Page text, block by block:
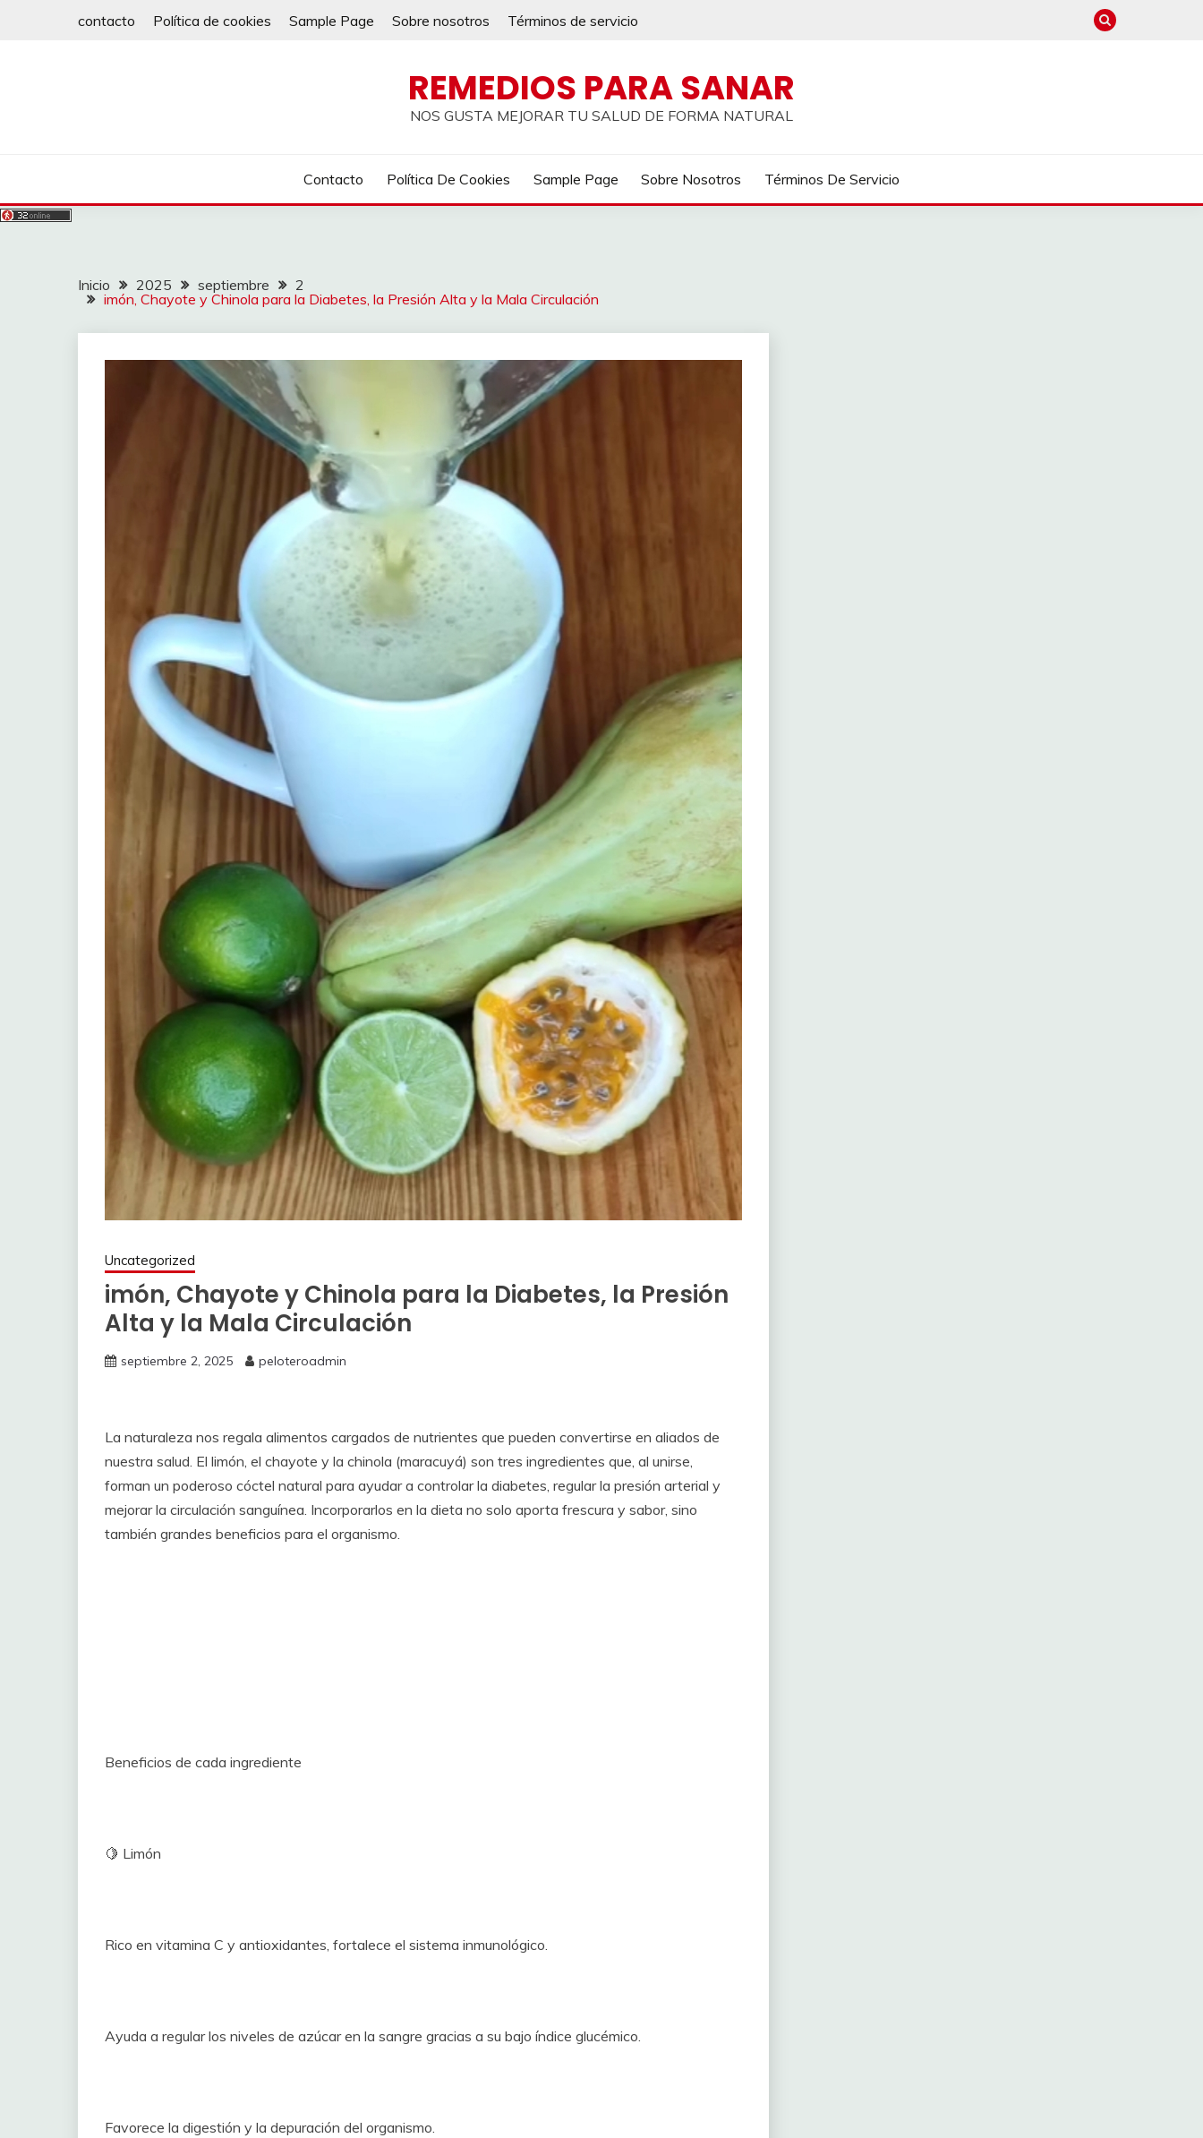
contacto Política de cookies Sample Page Sobre nosotros Términos de servicio
REMEDIOS PARA SANAR
NOS GUSTA MEJORAR TU SALUD DE FORMA NATURAL
Contacto Política De Cookies Sample Page Sobre Nosotros Términos De Servicio
Inicio 2025 septiembre
2
imón, Chayote y Chinola para la Diabetes, la Presión Alta y la Mala Circulación
Uncategorized
imón, Chayote y Chinola para la Diabetes, la Presión
Alta y la Mala Circulación
septiembre 2, 2025 peloteroadmin
La naturaleza nos regala alimentos cargados de nutrientes que pueden convertirse en aliados de
nuestra salud. El limón, el chayote y la chinola (maracuyá) son tres ingredientes que, al unirse,
forman un poderoso cóctel natural para ayudar a controlar la diabetes, regular la presión arterial y
mejorar la circulación sanguínea. Incorporarlos en la dieta no solo aporta frescura y sabor, sino
también grandes beneficios para el organismo.
Beneficios de cada ingrediente
🍋 Limón
Rico en vitamina C y antioxidantes, fortalece el sistema inmunológico.
Ayuda a regular los niveles de azúcar en la sangre gracias a su bajo índice glucémico.
Favorece la digestión y la depuración del organismo.